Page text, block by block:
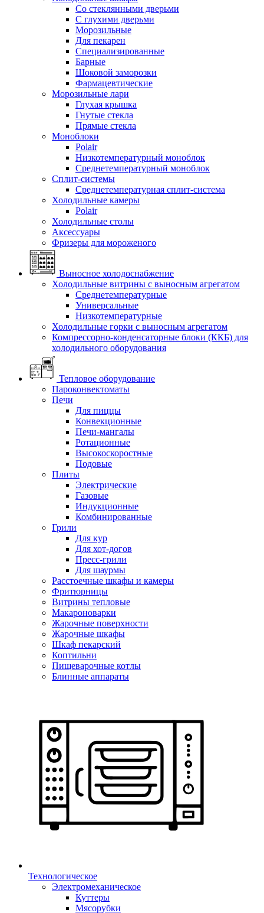
Со стеклянными дверьми
С глухими дверьми
Морозильные
Для пекарен
Специализированные
Барные
Шоковой заморозки
Фармацевтические
Морозильные лари
Глухая крышка
Гнутые стекла
Прямые стекла
Моноблоки
Polair
Низкотемпературный моноблок
Среднетемпературный моноблок
Сплит-системы
Среднетемпературная сплит-система
Холодильные камеры
Polair
Холодильные столы
Аксессуары
Фризеры для мороженого
Выносное холодоснабжение
Холодильные витрины с выносным агрегатом
Среднетемпературные
Универсальные
Низкотемпературные
Холодильные горки с выносным агрегатом
Компрессорно-конденсаторные блоки (ККБ) для
холодильного оборудования
Тепловое оборудование
Пароконвектоматы
Печи
Для пиццы
Конвекционные
Печи-мангалы
Ротационные
Высокоскоростные
Подовые
Плиты
Электрические
Газовые
Индукционные
Комбинированные
Грили
Для кур
Для хот-догов
Пресс-грили
Для шаурмы
Расстоечные шкафы и камеры
Фритюрницы
Витрины тепловые
Макароноварки
Жарочные поверхности
Жарочные шкафы
Шкаф пекарский
Коптильни
Пищеварочные котлы
Блинные аппараты
Технологическое
Электромеханическое
Куттеры
Мясорубки